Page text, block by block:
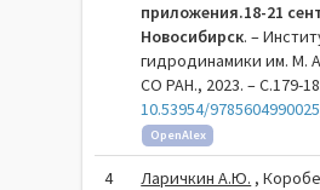
приложения.18-21
Новосибирск. –
гидродинамики им. М.
СО РАН., 2023. – C.179-
10.53954/
OpenAlex
4 Ларичкин А.Ю. ,